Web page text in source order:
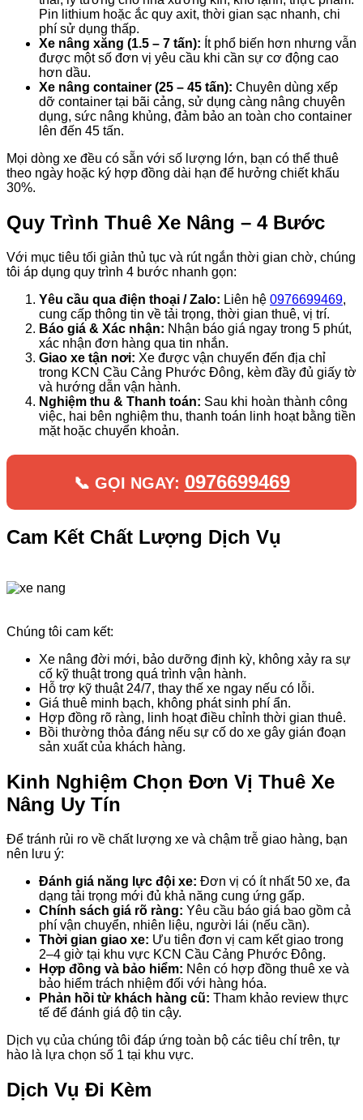
Pin lithium hoặc ắc quy axit, thời gian sạc nhanh, chi
phí sử dụng thấp.
Xe nâng xăng (1.5 – 7 tấn): Ít phổ biến hơn nhưng vẫn
được một số đơn vị yêu cầu khi cần sự cơ động cao
hơn dầu.
Xe nâng container (25 – 45 tấn): Chuyên dùng xếp
dỡ container tại bãi cảng, sử dụng càng nâng chuyên
dụng, sức nâng khủng, đảm bảo an toàn cho container
lên đến 45 tấn.
Mọi dòng xe đều có sẵn với số lượng lớn, bạn có thể thuê
theo ngày hoặc ký hợp đồng dài hạn để hưởng chiết khấu
30%.
Quy Trình Thuê Xe Nâng – 4 Bước
Với mục tiêu tối giản thủ tục và rút ngắn thời gian chờ, chúng
tôi áp dụng quy trình 4 bước nhanh gọn:
Yêu cầu qua điện thoại / Zalo: Liên hệ 0976699469,
cung cấp thông tin về tải trọng, thời gian thuê, vị trí.
Báo giá & Xác nhận: Nhận báo giá ngay trong 5 phút,
xác nhận đơn hàng qua tin nhắn.
Giao xe tận nơi: Xe được vận chuyển đến địa chỉ
trong KCN Cầu Cảng Phước Đông, kèm đầy đủ giấy tờ
và hướng dẫn vận hành.
Nghiệm thu & Thanh toán: Sau khi hoàn thành công
việc, hai bên nghiệm thu, thanh toán linh hoạt bằng tiền
mặt hoặc chuyển khoản.
📞 GỌI NGAY: 0976699469
Cam Kết Chất Lượng Dịch Vụ
Chúng tôi cam kết:
Xe nâng đời mới, bảo dưỡng định kỳ, không xảy ra sự
cố kỹ thuật trong quá trình vận hành.
Hỗ trợ kỹ thuật 24/7, thay thế xe ngay nếu có lỗi.
Giá thuê minh bạch, không phát sinh phí ẩn.
Hợp đồng rõ ràng, linh hoạt điều chỉnh thời gian thuê.
Bồi thường thỏa đáng nếu sự cố do xe gây gián đoạn
sản xuất của khách hàng.
Kinh Nghiệm Chọn Đơn Vị Thuê Xe
Nâng Uy Tín
Để tránh rủi ro về chất lượng xe và chậm trễ giao hàng, bạn
nên lưu ý:
Đánh giá năng lực đội xe: Đơn vị có ít nhất 50 xe, đa
dạng tải trọng mới đủ khả năng cung ứng gấp.
Chính sách giá rõ ràng: Yêu cầu báo giá bao gồm cả
phí vận chuyển, nhiên liệu, người lái (nếu cần).
Thời gian giao xe: Ưu tiên đơn vị cam kết giao trong
2–4 giờ tại khu vực KCN Cầu Cảng Phước Đông.
Hợp đồng và bảo hiểm: Nên có hợp đồng thuê xe và
bảo hiểm trách nhiệm đối với hàng hóa.
Phản hồi từ khách hàng cũ: Tham khảo review thực
tế để đánh giá độ tin cậy.
Dịch vụ của chúng tôi đáp ứng toàn bộ các tiêu chí trên, tự
hào là lựa chọn số 1 tại khu vực.
Dịch Vụ Đi Kèm